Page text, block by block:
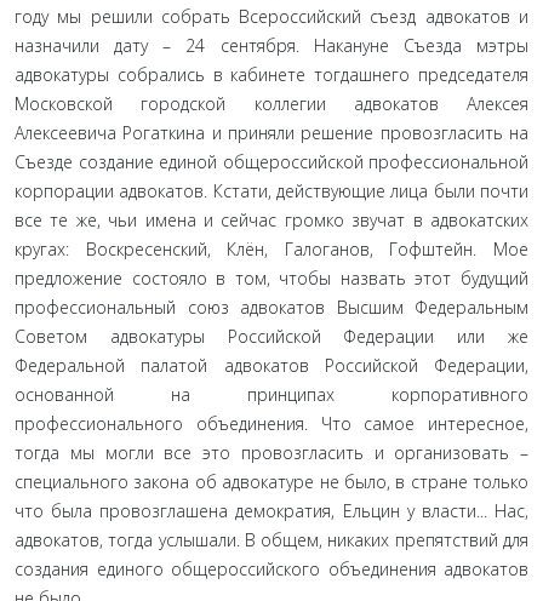
году мы решили собрать Всероссийский съезд адвокатов и
назначили дату – 24 сентября. Накануне Съезда мэтры
адвокатуры собрались в кабинете тогдашнего председателя
Московской городской коллегии адвокатов Алексея
Алексеевича Рогаткина и приняли решение провозгласить на
Съезде создание единой общероссийской профессиональной
корпорации адвокатов. Кстати, действующие лица были почти
все те же, чьи имена и сейчас громко звучат в адвокатских
кругах: Воскресенский, Клён, Галоганов, Гофштейн. Мое
предложение состояло в том, чтобы назвать этот будущий
профессиональный союз адвокатов Высшим Федеральным
Советом адвокатуры Российской Федерации или же
Федеральной палатой адвокатов Российской Федерации,
основанной на принципах корпоративного
профессионального объединения. Что самое интересное,
тогда мы могли все это провозгласить и организовать –
специального закона об адвокатуре не было, в стране только
что была провозглашена демократия, Ельцин у власти... Нас,
адвокатов, тогда услышали. В общем, никаких препятствий для
создания единого общероссийского объединения адвокатов